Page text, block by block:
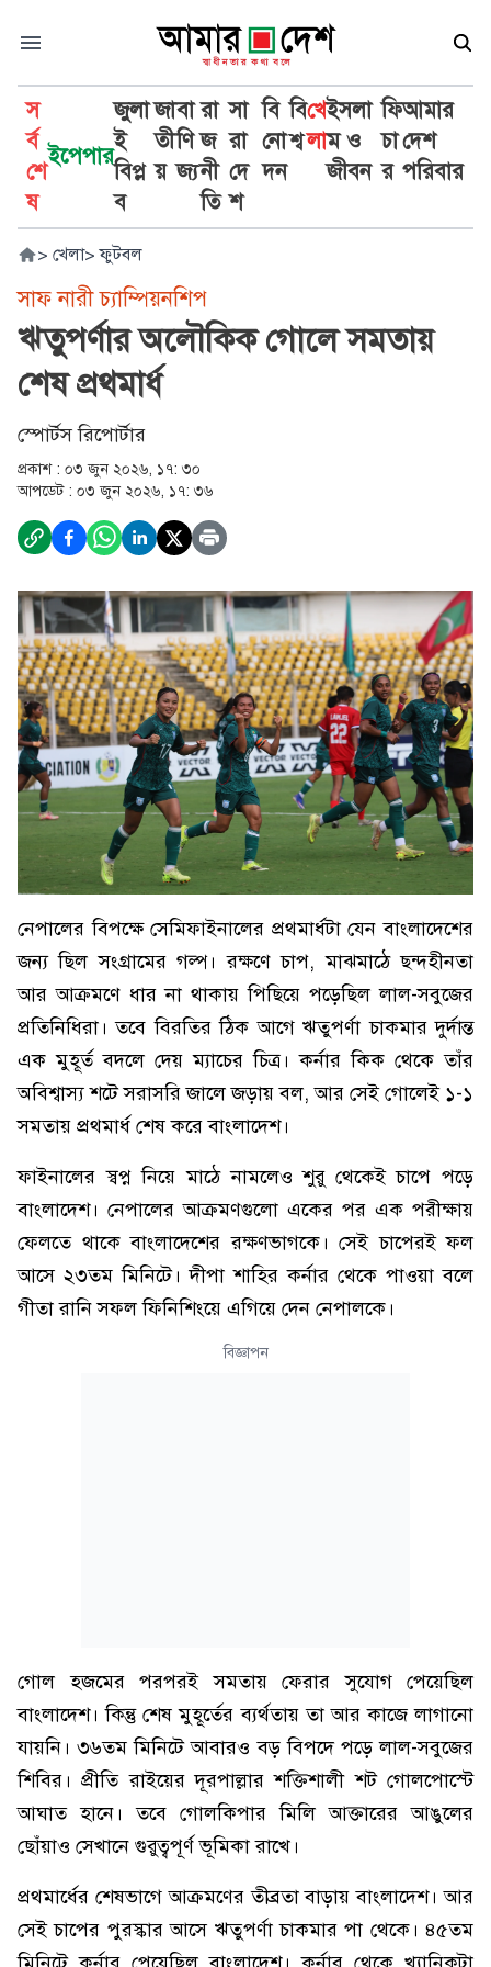
স
র্ব
শে
ষ
ইপেপার
জুলা
ই
বিপ্ল
ব
জা
তী
য়
বা
ণি
জ্য
রা
জ
নী
তি
সা
রা
দে
শ
বি
নো
দন
বি
শ্ব
খে
লা
ইসলা
ম ও
জীবন
ফি
চা
র
আমার
দেশ
পরিবার
> খেলা> ফুটবল
সাফ নারী চ্যাম্পিয়নশিপ
ঋতুপর্ণার অলৌকিক গোলে সমতায়
শেষ প্রথমার্ধ
স্পোর্টস রিপোর্টার
প্রকাশ : ০৩ জুন ২০২৬, ১৭: ৩০
আপডেট : ০৩ জুন ২০২৬, ১৭: ৩৬
নেপালের বিপক্ষে সেমিফাইনালের প্রথমার্ধটা যেন বাংলাদেশের
জন্য ছিল সংগ্রামের গল্প। রক্ষণে চাপ, মাঝমাঠে ছন্দহীনতা
আর আক্রমণে ধার না থাকায় পিছিয়ে পড়েছিল লাল-সবুজের
প্রতিনিধিরা। তবে বিরতির ঠিক আগে ঋতুপর্ণা চাকমার দুর্দান্ত
এক মুহূর্ত বদলে দেয় ম্যাচের চিত্র। কর্নার কিক থেকে তাঁর
অবিশ্বাস্য শটে সরাসরি জালে জড়ায় বল, আর সেই গোলেই ১-১
সমতায় প্রথমার্ধ শেষ করে বাংলাদেশ।
ফাইনালের স্বপ্ন নিয়ে মাঠে নামলেও শুরু থেকেই চাপে পড়ে
বাংলাদেশ। নেপালের আক্রমণগুলো একের পর এক পরীক্ষায়
ফেলতে থাকে বাংলাদেশের রক্ষণভাগকে। সেই চাপেরই ফল
আসে ২৩তম মিনিটে। দীপা শাহির কর্নার থেকে পাওয়া বলে
গীতা রানি সফল ফিনিশিংয়ে এগিয়ে দেন নেপালকে।
বিজ্ঞাপন
গোল হজমের পরপরই সমতায় ফেরার সুযোগ পেয়েছিল
বাংলাদেশ। কিন্তু শেষ মুহূর্তের ব্যর্থতায় তা আর কাজে লাগানো
যায়নি। ৩৬তম মিনিটে আবারও বড় বিপদে পড়ে লাল-সবুজের
শিবির। প্রীতি রাইয়ের দূরপাল্লার শক্তিশালী শট গোলপোস্টে
আঘাত হানে। তবে গোলকিপার মিলি আক্তারের আঙুলের
ছোঁয়াও সেখানে গুরুত্বপূর্ণ ভূমিকা রাখে।
প্রথমার্ধের শেষভাগে আক্রমণের তীব্রতা বাড়ায় বাংলাদেশ। আর
সেই চাপের পুরস্কার আসে ঋতুপর্ণা চাকমার পা থেকে। ৪৫তম